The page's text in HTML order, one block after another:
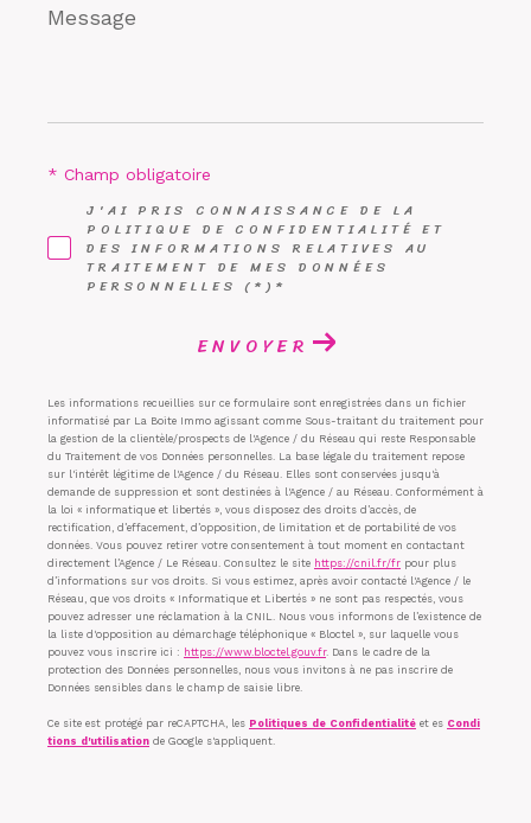
Message
*
J'AI PRIS CONNAISSANCE DE LA
POLITIQUE DE CONFIDENTIALITÉ ET
DES INFORMATIONS RELATIVES AU
TRAITEMENT DE MES DONNÉES
PERSONNELLES (*)*
* Champ obligatoire
ENVOYER
Les informations recueillies sur ce formulaire sont enregistrées dans un fichier
informatisé par La Boite Immo agissant comme Sous-traitant du traitement pour
la gestion de la clientèle/prospects de l'Agence / du Réseau qui reste Responsable
du Traitement de vos Données personnelles. La base légale du traitement repose
sur l'intérêt légitime de l'Agence / du Réseau. Elles sont conservées jusqu'à
demande de suppression et sont destinées à l'Agence / au Réseau. Conformément à
la loi « informatique et libertés », vous disposez des droits d’accès, de
rectification, d’effacement, d’opposition, de limitation et de portabilité de vos
données. Vous pouvez retirer votre consentement à tout moment en contactant
directement l’Agence / Le Réseau. Consultez le site https://cnil.fr/fr pour plus
d’informations sur vos droits. Si vous estimez, après avoir contacté l'Agence / le
Réseau, que vos droits « Informatique et Libertés » ne sont pas respectés, vous
pouvez adresser une réclamation à la CNIL. Nous vous informons de l’existence de
la liste d'opposition au démarchage téléphonique « Bloctel », sur laquelle vous
pouvez vous inscrire ici : https://www.bloctel.gouv.fr. Dans le cadre de la
protection des Données personnelles, nous vous invitons à ne pas inscrire de
Données sensibles dans le champ de saisie libre.
Ce site est protégé par reCAPTCHA, les Politiques de Confidentialité et es Condi
tions d'utilisation de Google s'appliquent.